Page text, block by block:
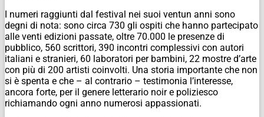
I numeri raggiunti dal festival nei suoi ventun anni sono
degni di nota: sono circa 730 gli ospiti che hanno partecipato
alle venti edizioni passate, oltre 70.000 le presenze di
pubblico, 560 scrittori, 390 incontri complessivi con autori
italiani e stranieri, 60 laboratori per bambini, 22 mostre d’arte
con più di 200 artisti coinvolti. Una storia importante che non
si è spenta e che – al contrario – testimonia l’interesse,
ancora forte, per il genere letterario noir e poliziesco
richiamando ogni anno numerosi appassionati.